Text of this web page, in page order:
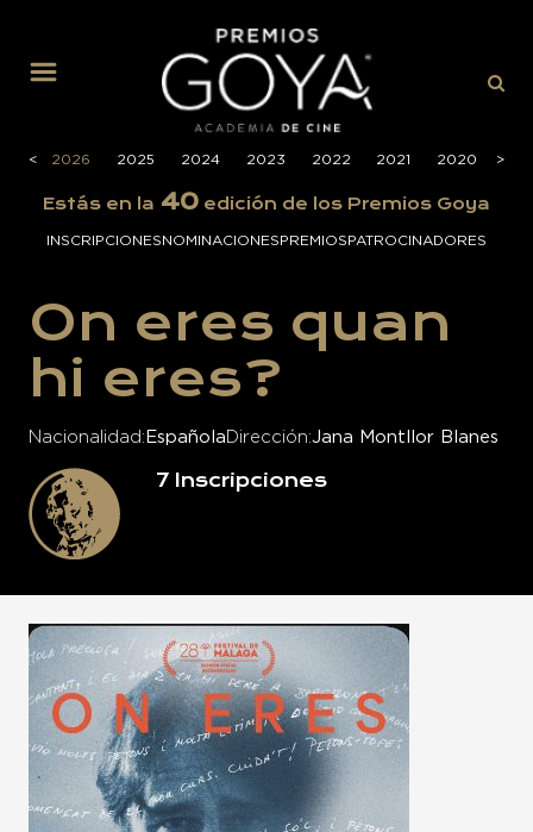
< 2026 2025 2024 2023 2022 2021 2020 >
Estás en la 40 edición de los Premios Goya
INSCRIPCIONESNOMINACIONESPREMIOSPATROCINADORES
On eres quan
hi eres?
Nacionalidad Española Dirección Jana Montllor Blanes
7 Inscripciones